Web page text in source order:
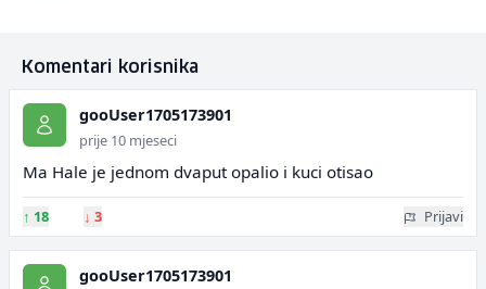
Komentari korisnika
gooUser1705173901
prije 10 mjeseci
Ma Hale je jednom dvaput opalio i kuci otisao
↑ 18 ↓ 3 Prijavi
gooUser1705173901